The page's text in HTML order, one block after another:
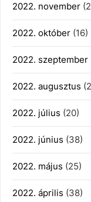
2022. november
2022. október (16)
2022. szeptember
2022. augusztus
2022. július (20)
2022. június (38)
2022. május (25)
2022. április (38)